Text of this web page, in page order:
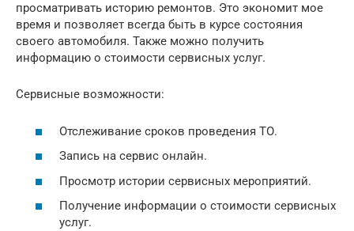
просматривать историю ремонтов. Это экономит мое
время и позволяет всегда быть в курсе состояния
своего автомобиля. Также можно получить
информацию о стоимости сервисных услуг.
Сервисные возможности:
Отслеживание сроков проведения ТО.
Запись на сервис онлайн.
Просмотр истории сервисных мероприятий.
Получение информации о стоимости сервисных
услуг.